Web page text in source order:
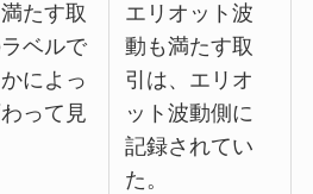
たす取
ベルで
によっ
って見
エリオット波
動も満たす取
引は、エリオ
ット波動側に
記録されてい
た。